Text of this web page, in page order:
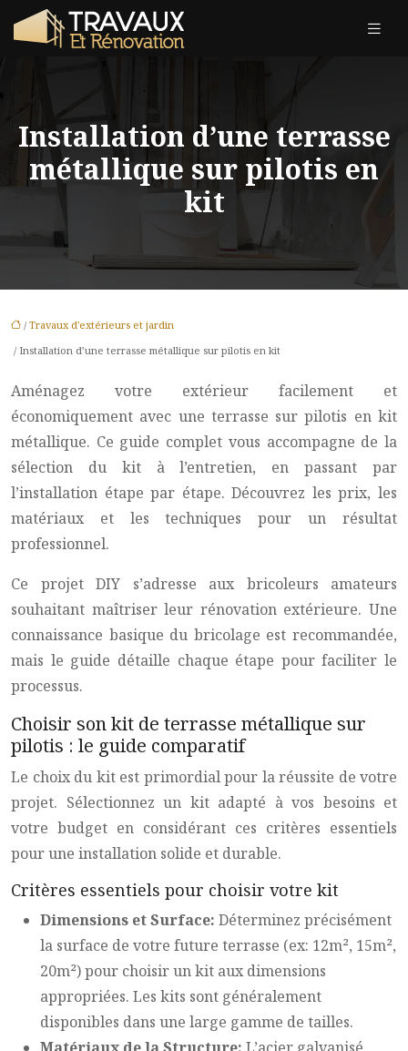
Installation d’une terrasse
métallique sur pilotis en
kit
/ Travaux d'extérieurs et jardin
/ Installation d’une terrasse métallique sur pilotis en kit
Aménagez votre extérieur facilement et
économiquement avec une terrasse sur pilotis en kit
métallique. Ce guide complet vous accompagne de la
sélection du kit à l’entretien, en passant par
l’installation étape par étape. Découvrez les prix, les
matériaux et les techniques pour un résultat
professionnel.
Ce projet DIY s’adresse aux bricoleurs amateurs
souhaitant maîtriser leur rénovation extérieure. Une
connaissance basique du bricolage est recommandée,
mais le guide détaille chaque étape pour faciliter le
processus.
Choisir son kit de terrasse métallique sur
pilotis : le guide comparatif
Le choix du kit est primordial pour la réussite de votre
projet. Sélectionnez un kit adapté à vos besoins et
votre budget en considérant ces critères essentiels
pour une installation solide et durable.
Critères essentiels pour choisir votre kit
Dimensions et Surface: Déterminez précisément
la surface de votre future terrasse (ex: 12m², 15m²,
20m²) pour choisir un kit aux dimensions
appropriées. Les kits sont généralement
disponibles dans une large gamme de tailles.